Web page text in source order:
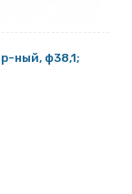
ный, ф38,1;